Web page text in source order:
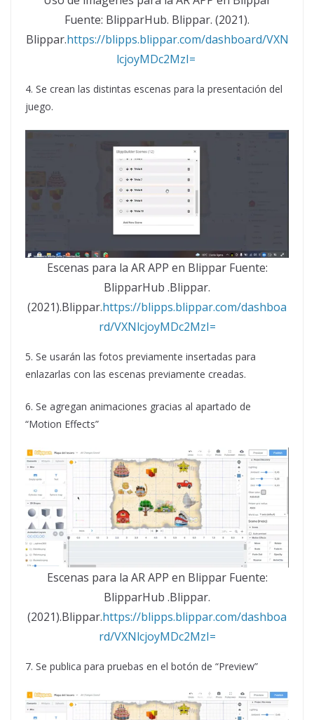
Fuente: BlipparHub. Blippar. (2021).
Blippar.https://blipps.blippar.com/dashboard/VXN
lcjoyMDc2MzI=
4. Se crean las distintas escenas para la presentación del
juego.
Escenas para la AR APP en Blippar Fuente:
BlipparHub .Blippar.
(2021).Blippar.https://blipps.blippar.com/dashboa
rd/VXNlcjoyMDc2MzI=
5. Se usarán las fotos previamente insertadas para
enlazarlas con las escenas previamente creadas.
6. Se agregan animaciones gracias al apartado de
“Motion Effects”
Escenas para la AR APP en Blippar Fuente:
BlipparHub .Blippar.
(2021).Blippar.https://blipps.blippar.com/dashboa
rd/VXNlcjoyMDc2MzI=
7. Se publica para pruebas en el botón de “Preview”